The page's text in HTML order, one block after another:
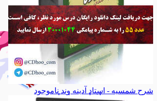
نرم افزار نرم افزار
شرح شمسیه - استاد آدینه وند ناموجود